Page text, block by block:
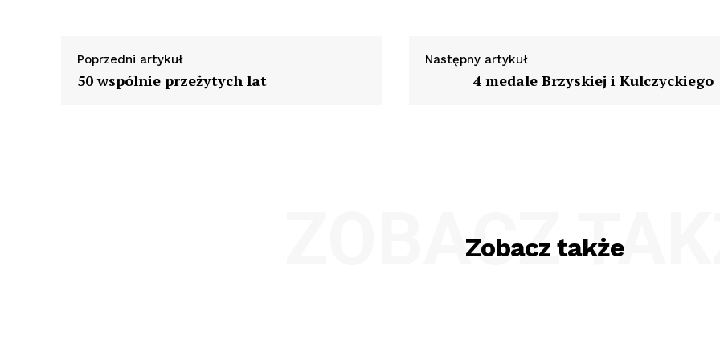
Poprzedni artykuł
50 wspólnie przeżytych lat
Następny artykuł
4 medale Brzyskiej i Kulczyckiego
Zobacz także
ZOBACZ